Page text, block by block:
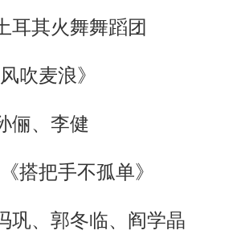
其火舞舞蹈团
麦浪》
、李健
把手不孤单》
、郭冬临、阎学晶